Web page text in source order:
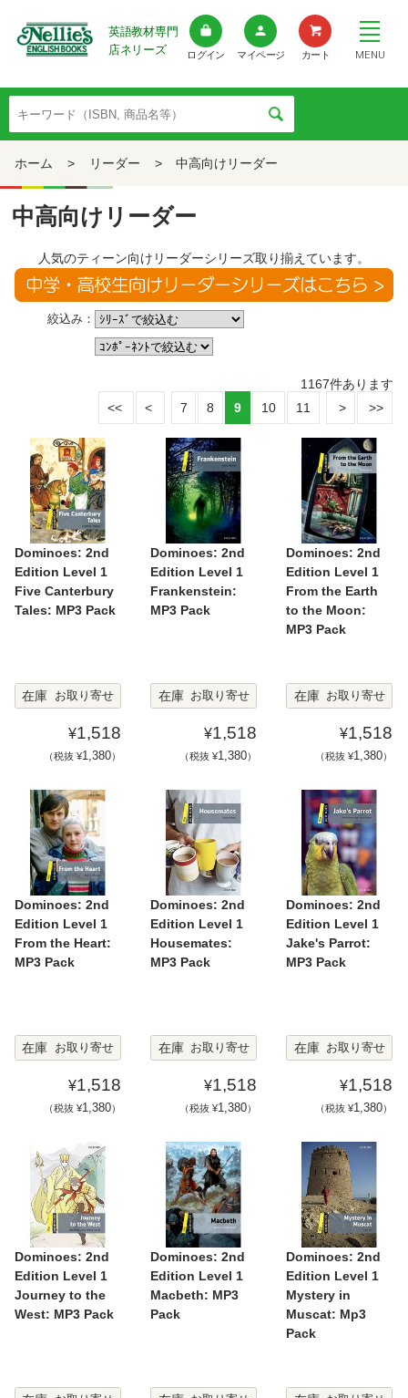
英語教材専門
店ネリーズ
ログイン マイページ カート MENU
ホーム > リーダー > 中高向けリーダー
中高向けリーダー
人気のティーン向けリーダーシリーズ取り揃えています。
絞込み：
1167件あります
7
8 9 10 11
Dominoes: 2nd
Edition Level 1
Five Canterbury
Tales: MP3 Pack
在庫 お取り寄せ
¥1,518
（税抜 ¥1,380）
Dominoes: 2nd
Edition Level 1
Frankenstein:
MP3 Pack
在庫 お取り寄せ
¥1,518
（税抜 ¥1,380）
Dominoes: 2nd
Edition Level 1
From the Earth
to the Moon:
MP3 Pack
在庫 お取り寄せ
¥1,518
（税抜 ¥1,380）
Dominoes: 2nd
Edition Level 1
From the Heart:
MP3 Pack
在庫 お取り寄せ
¥1,518
（税抜 ¥1,380）
Dominoes: 2nd
Edition Level 1
Housemates:
MP3 Pack
在庫 お取り寄せ
¥1,518
（税抜 ¥1,380）
Dominoes: 2nd
Edition Level 1
Jake's Parrot:
MP3 Pack
在庫 お取り寄せ
¥1,518
（税抜 ¥1,380）
Dominoes: 2nd
Edition Level 1
Journey to the
West: MP3 Pack
Dominoes: 2nd
Edition Level 1
Macbeth: MP3
Pack
Dominoes: 2nd
Edition Level 1
Mystery in
Muscat: Mp3
Pack